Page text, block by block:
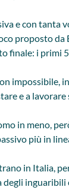
e con tanta
proposto da
finale: i primi
impossibile,
e a
in meno,
più in
in Italia,
degli